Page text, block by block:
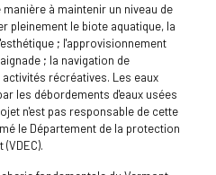
à maintenir un niveau de
pleinement le biote aquatique, la
; l'approvisionnement
; la navigation de
récréatives. Les eaux
les débordements d'eaux usées
n'est pas responsable de cette
le Département de la protection